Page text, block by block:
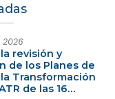
2026
revisión y
de los Planes de
Transformación
de las 16